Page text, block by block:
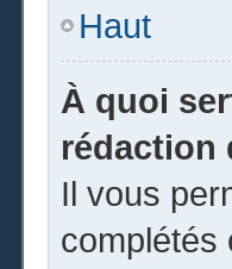
Haut
À quoi
rédaction
Il vous
complétés